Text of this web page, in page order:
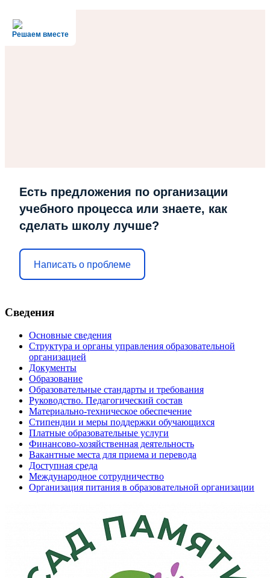
Решаем вместе
Есть предложения по организации
учебного процесса или знаете, как
сделать школу лучше?
Написать о проблеме
Сведения
Основные сведения
Структура и органы управления образовательной
организацией
Документы
Образование
Образовательные стандарты и требования
Руководство. Педагогический состав
Материально-техническое обеспечение
Стипендии и меры поддержки обучающихся
Платные образовательные услуги
Финансово-хозяйственная деятельность
Вакантные места для приема и перевода
Доступная среда
Международное сотрудничество
Организация питания в образовательной организации